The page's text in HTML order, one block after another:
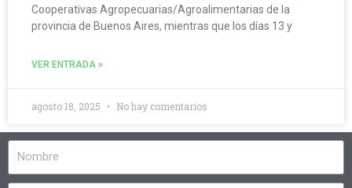
Cooperativas Agropecuarias/Agroalimentarias de la
provincia de Buenos Aires, mientras que los días 13 y
VER ENTRADA »
agosto 18, 2025 No hay comentarios